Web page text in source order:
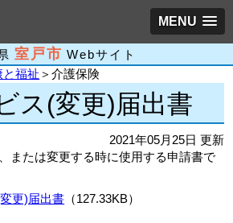
MENU
室戸市 Webサイト
と福祉 ＞介護保険
ス(変更)届出書
2021年05月25日 更新
または変更する時に使用する申請書で
更)届出書 （127.33KB）